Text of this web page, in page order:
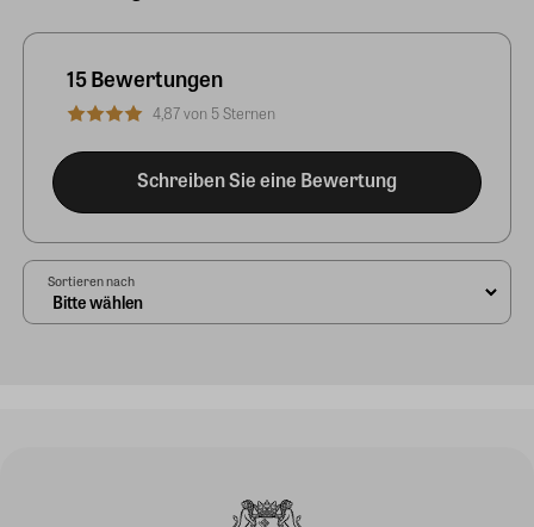
15 Bewertungen
4,87 von 5 Sternen
Schreiben Sie eine Bewertung
Sortieren nach